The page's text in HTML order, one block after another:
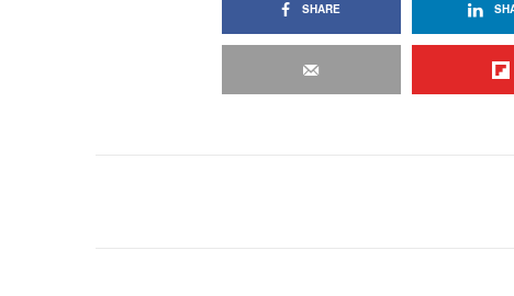
SHARE